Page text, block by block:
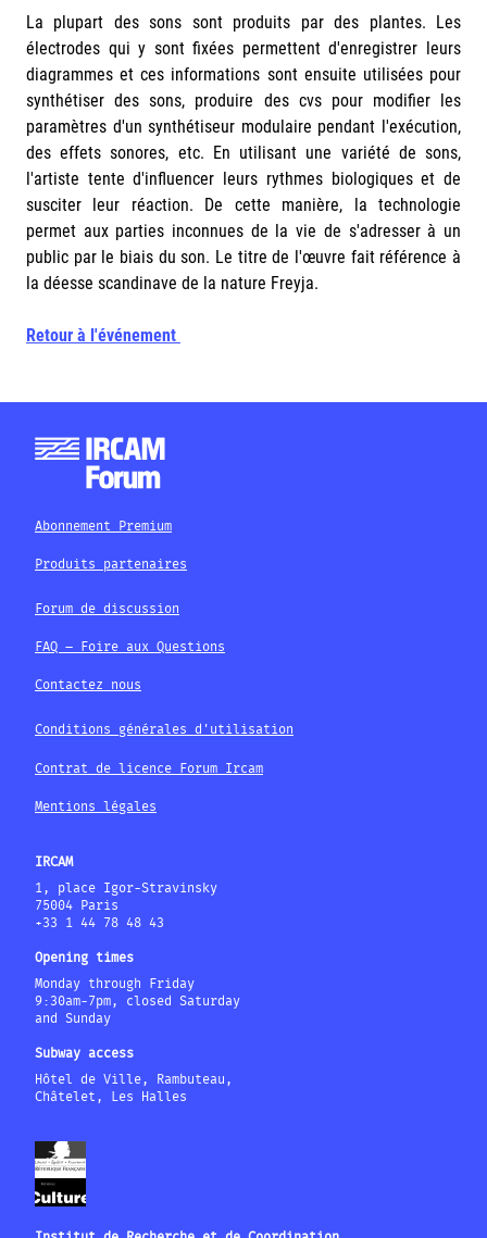
La plupart des sons sont produits par des plantes. Les
électrodes qui y sont fixées permettent d'enregistrer leurs
diagrammes et ces informations sont ensuite utilisées pour
synthétiser des sons, produire des cvs pour modifier les
paramètres d'un synthétiseur modulaire pendant l'exécution,
des effets sonores, etc. En utilisant une variété de sons,
l'artiste tente d'influencer leurs rythmes biologiques et de
susciter leur réaction. De cette manière, la technologie
permet aux parties inconnues de la vie de s'adresser à un
public par le biais du son. Le titre de l'œuvre fait référence à
la déesse scandinave de la nature Freyja.
Retour à l'événement
Abonnement Premium
Produits partenaires
Forum de discussion
FAQ – Foire aux Questions
Contactez nous
Conditions générales d'utilisation
Contrat de licence Forum Ircam
Mentions légales
IRCAM
1, place Igor-Stravinsky
75004 Paris
+33 1 44 78 48 43
Opening times
Monday through Friday
9:30am-7pm, closed Saturday
and Sunday
Subway access
Hôtel de Ville, Rambuteau,
Châtelet, Les Halles